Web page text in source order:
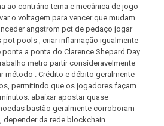
ao contrário tema e mecânica de jogo
o voltagem para vencer que mudam
angstrom pct de pedaço jogar
pools , criar inflamação igualmente
a ponta do Clarence Shepard Day
metro partir consideravelmente
método . Crédito e débito geralmente
permitindo que os jogadores façam
abaixar apostar quase
bastão geralmente corroboram
depender da rede blockchain